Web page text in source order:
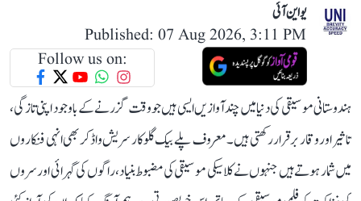
یو این آئی
Published: 07 Aug 2026, 3:11 PM
Follow us on:
ہندوستانی موسیقی کی دنیا میں چند آوازیں ایسی ہیں جو وقت گزرنے کے باوجود اپنی تازگی،
تاثیر اور وقار برقرار رکھتی ہیں۔ معروف پلے بیک گلوکار سریش واڈکر بھی انہی فنکاروں
میں شمار ہوتے ہیں جنہوں نے کلاسیکی موسیقی کی مضبوط بنیاد، راگوں کی گہرائی اور سروں